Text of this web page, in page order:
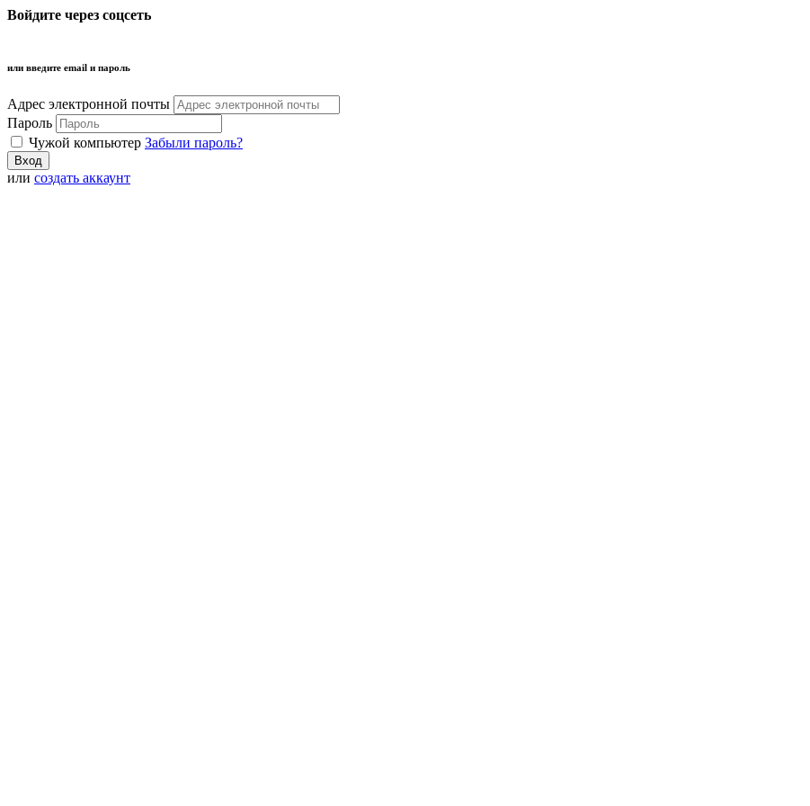
Войдите через соцсеть
или введите email и пароль
Адрес электронной почты
Пароль
Чужой компьютер Забыли пароль?
или создать аккаунт